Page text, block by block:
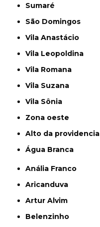
Sumaré
São Domingos
Vila Anastácio
Vila Leopoldina
Vila Romana
Vila Suzana
Vila Sônia
Zona oeste
alto da providencia
Água Branca
Anália Franco
Aricanduva
Artur Alvim
Belenzinho